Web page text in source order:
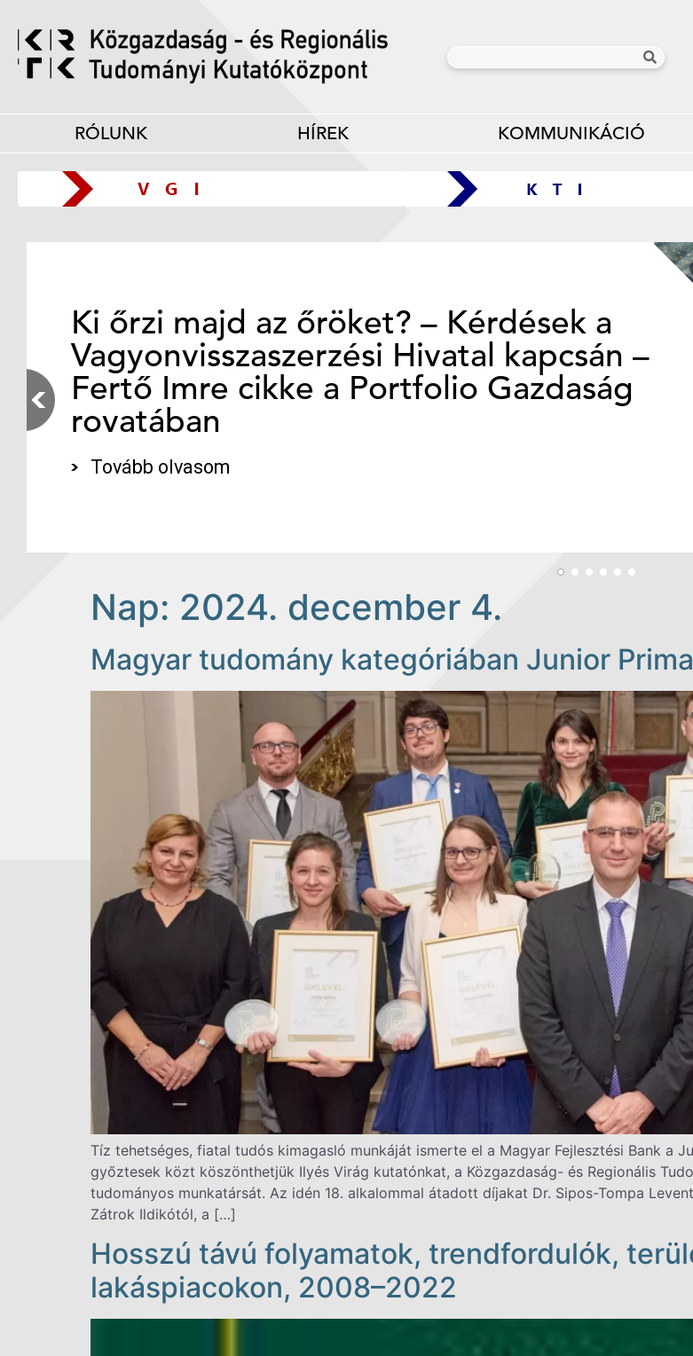
RÓLUNK HÍREK KOMMUNIKÁCIÓ
Ki őrzi majd az őröket? – Kérdések a
Vagyonvisszaszerzési Hivatal kapcsán –
Fertő Imre cikke a Portfolio Gazdaság
rovatában
Tovább olvasom
Nap: 2024. december 4.
Magyar tudomány kategóriában Junior
Tíz tehetséges, fiatal tudós kimagasló munkáját ismerte el a Magyar Fejlesztési Bank a
győztesek közt köszönthetjük Ilyés Virág kutatónkat, a Közgazdaság- és Regionális
tudományos munkatársát. Az idén 18. alkalommal átadott díjakat Dr. Sipos-Tompa
Zátrok Ildikótól, a […]
Hosszú távú folyamatok, trendfordulók,
lakáspiacokon, 2008–2022